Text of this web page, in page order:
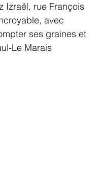
Izraël, rue François
avec
ses graines et
Le Marais